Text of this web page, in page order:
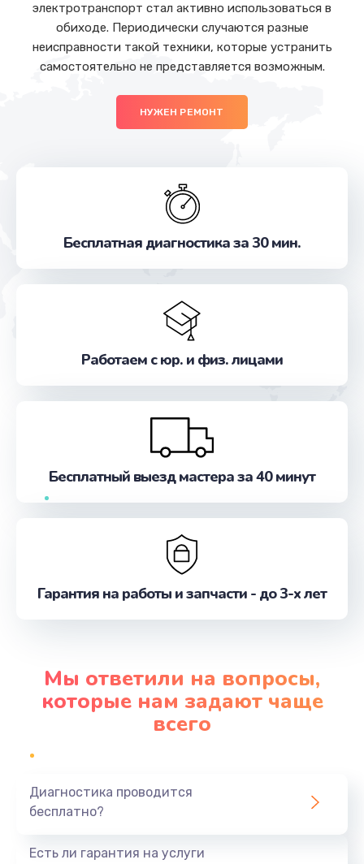
электротранспорт стал активно использоваться в
обиходе. Периодически случаются разные
неисправности такой техники, которые устранить
самостоятельно не представляется возможным.
НУЖЕН РЕМОНТ
Бесплатная диагностика за 30 мин.
Работаем с юр. и физ. лицами
Бесплатный выезд мастера за 40 минут
Гарантия на работы и запчасти - до 3-х лет
Мы ответили на вопросы,
которые нам задают чаще
всего
Диагностика проводится
бесплатно?
Есть ли гарантия на услуги